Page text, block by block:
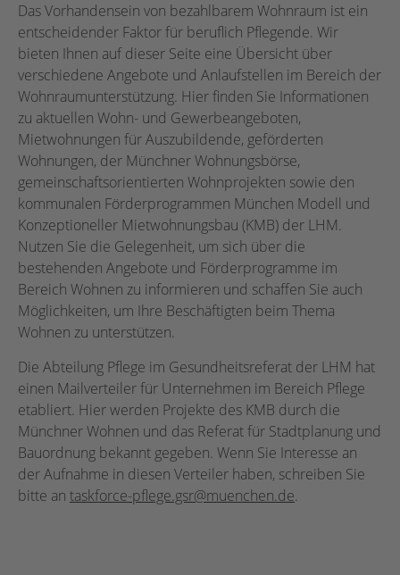
Das Vorhandensein von bezahlbarem Wohnraum ist ein
entscheidender Faktor für beruflich Pflegende. Wir
bieten Ihnen auf dieser Seite eine Übersicht über
verschiedene Angebote und Anlaufstellen im Bereich der
Wohnraumunterstützung. Hier finden Sie Informationen
zu aktuellen Wohn- und Gewerbeangeboten,
Mietwohnungen für Auszubildende, geförderten
Wohnungen, der Münchner Wohnungsbörse,
gemeinschaftsorientierten Wohnprojekten sowie den
kommunalen Förderprogrammen München Modell und
Konzeptioneller Mietwohnungsbau (KMB) der LHM.
Nutzen Sie die Gelegenheit, um sich über die
bestehenden Angebote und Förderprogramme im
Bereich Wohnen zu informieren und schaffen Sie auch
Möglichkeiten, um Ihre Beschäftigten beim Thema
Wohnen zu unterstützen.
Die Abteilung Pflege im Gesundheitsreferat der LHM hat
einen Mailverteiler für Unternehmen im Bereich Pflege
etabliert. Hier werden Projekte des KMB durch die
Münchner Wohnen und das Referat für Stadtplanung und
Bauordnung bekannt gegeben. Wenn Sie Interesse an
der Aufnahme in diesen Verteiler haben, schreiben Sie
bitte an taskforce-pflege.gsr@muenchen.de.